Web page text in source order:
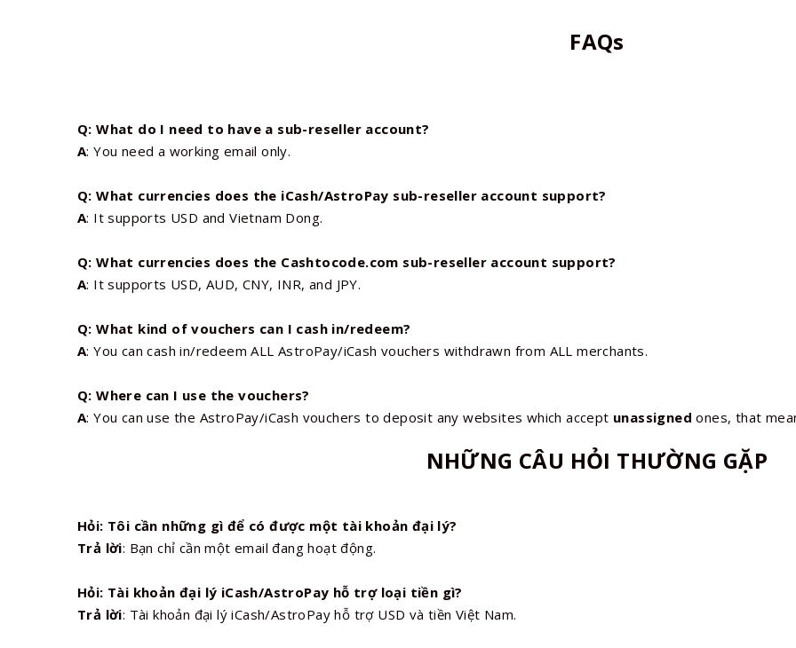
FAQs
Q: What do I need to have a sub-reseller account?
A: You need a working email only.
Q: What currencies does the iCash/AstroPay sub-reseller account support?
A: It supports USD and Vietnam Dong.
Q: What currencies does the Cashtocode.com sub-reseller account support?
A: It supports USD, AUD, CNY, INR, and JPY.
Q: What kind of vouchers can I cash in/redeem?
A: You can cash in/redeem ALL AstroPay/iCash vouchers withdrawn from ALL merchants.
Q: Where can I use the vouchers?
A: You can use the AstroPay/iCash vouchers to deposit any websites which accept unassigned ones, that
NHỮNG CÂU HỎI THƯỜNG GẶP
Hỏi: Tôi cần những gì để có được một tài khoản đại lý?
Trả lời: Bạn chỉ cần một email đang hoạt động.
Hỏi: Tài khoản đại lý iCash/AstroPay hỗ trợ loại tiền gì?
Trả lời: Tài khoản đại lý iCash/AstroPay hỗ trợ USD và tiền Việt Nam.